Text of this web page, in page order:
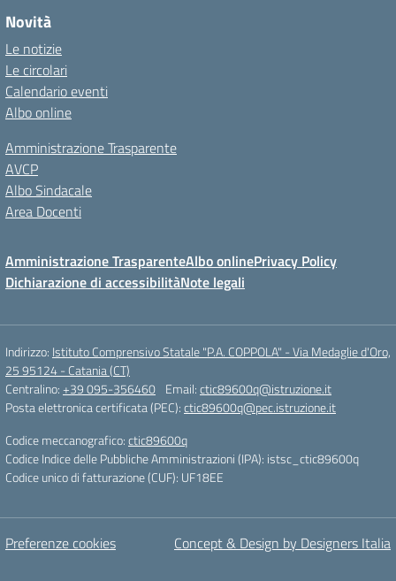
Novità
Le notizie
Le circolari
Calendario eventi
Albo online
Amministrazione Trasparente
AVCP
Albo Sindacale
Area Docenti
Amministrazione TrasparenteAlbo onlinePrivacy Policy
Dichiarazione di accessibilitàNote legali
Indirizzo: Istituto Comprensivo Statale "P.A. COPPOLA" - Via Medaglie d'Oro,
25 95124 - Catania (CT)
Centralino:+39 095-356460 Email:ctic89600q@istruzione.it
Posta elettronica certificata (PEC):ctic89600q@pec.istruzione.it
Codice meccanografico:ctic89600q
Codice Indice delle Pubbliche Amministrazioni (IPA): istsc_ctic89600q
Codice unico di fatturazione (CUF): UF18EE
Preferenze cookies Concept & Design by Designers Italia